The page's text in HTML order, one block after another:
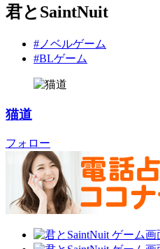
君とSaintNuit
#ノベルゲーム
#BLゲーム
猫道
フォロー